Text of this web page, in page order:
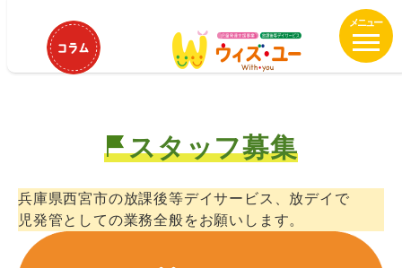
へ
移
動
ウィズ・ユー西宮中央運動公園 児
童発達支援管理責任者募集！
スタッフ募集
兵庫県西宮市の放課後等デイサービス、放デイで
児発管としての業務全般をお願いします。